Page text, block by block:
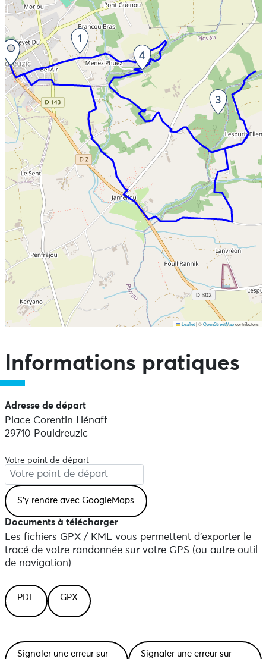
Leaflet |©OpenStreetMapcontributors
Informations pratiques
Adresse de départ
Place Corentin Hénaff
29710 Pouldreuzic
Votre point de départ
Documents à télécharger
Les fichiers GPX / KML vous permettent d'exporter le
tracé de votre randonnée sur votre GPS (ou autre outil
de navigation)
PDF GPX
Signaler une erreur sur
Signaler une erreur sur